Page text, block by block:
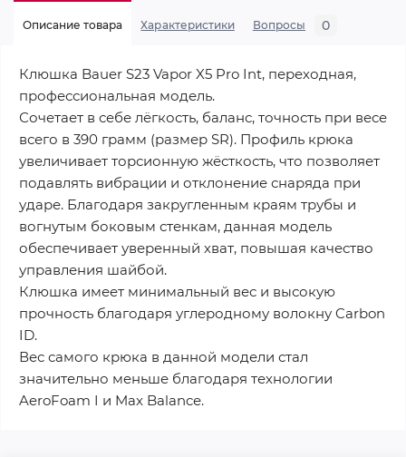
Описание товара Характеристики Вопросы 0
Клюшка Bauer S23 Vapor X5 Pro Int, переходная,
профессиональная модель.
Сочетает в себе лёгкость, баланс, точность при весе
всего в 390 грамм (размер SR). Профиль крюка
увеличивает торсионную жёсткость, что позволяет
подавлять вибрации и отклонение снаряда при
ударе. Благодаря закругленным краям трубы и
вогнутым боковым стенкам, данная модель
обеспечивает уверенный хват, повышая качество
управления шайбой.
Клюшка имеет минимальный вес и высокую
прочность благодаря углеродному волокну Carbon
ID.
Вес самого крюка в данной модели стал
значительно меньше благодаря технологии
AeroFoam I и Max Balancе.